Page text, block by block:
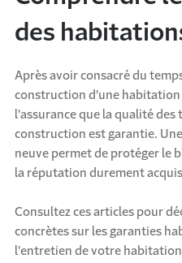
des
Après avoir consacré du
construction d'une habitation
l'assurance que la qualité
construction est garantie.
neuve permet de protéger le
la réputation durement
Consultez ces articles pour
concrètes sur les garanties
l'entretien de votre